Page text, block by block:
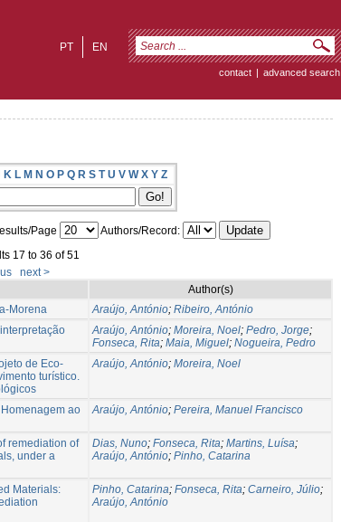
EN
PT
contact | advanced search
K L M N O P Q R S T U V W X Y Z
Page
Authors/Record:
17 to 36 of 51
next >
Author(s)
Morena Araújo, António; Ribeiro, António
Araújo, António; Moreira, Noel; Pedro, Jorge;
Fonseca, Rita; Maia, Miguel; Nogueira, Pedro
de Eco-
turístico.
Araújo, António; Moreira, Noel
ao
Araújo, António; Pereira, Manuel Francisco
remediation of
under a
Dias, Nuno; Fonseca, Rita; Martins, Luísa;
Araújo, António; Pinho, Catarina
Materials:
Pinho, Catarina; Fonseca, Rita; Carneiro, Júlio;
Araújo, António